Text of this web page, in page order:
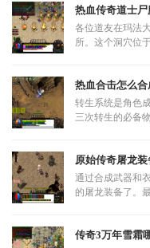
热血传奇道士
各位道友在玛法
所。这个洞穴位
热血合击怎么合
转生系统是角色
三次转生的必备
原始传奇屠龙
通过合成武器和
的屠龙装备了。
传奇3万年雪霜